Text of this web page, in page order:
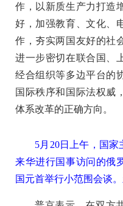
作，以新质生产力打造
好，加强教育、文化、
作，夯实两国友好的社
进一步密切在联合国、
经合组织等多边平台的
国际秩序和国际法权威
体系改革的正确方向。
5月20日上午，国
来华进行国事访问的俄
国元首举行小范围会谈